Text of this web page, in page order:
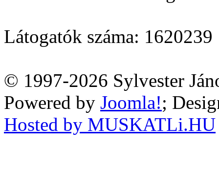
Látogatók száma: 1620239
© 1997-2026 Sylvester
Powered by Joomla!;
Hosted by MUSKATLi.HU